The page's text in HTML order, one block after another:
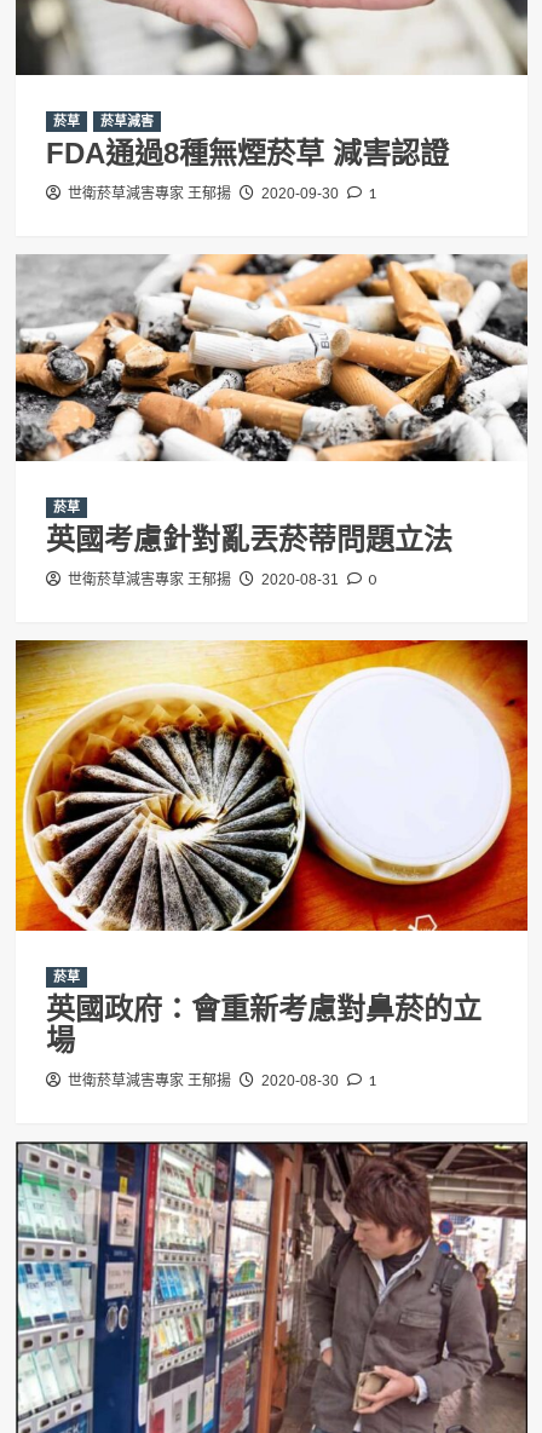
菸草 菸草減害
FDA通過8種無煙菸草 減害認證
世衛菸草減害專家 王郁揚 2020-09-30 1
菸草
英國考慮針對亂丟菸蒂問題立法
世衛菸草減害專家 王郁揚 2020-08-31 0
菸草
英國政府：會重新考慮對鼻菸的立
場
世衛菸草減害專家 王郁揚 2020-08-30 1